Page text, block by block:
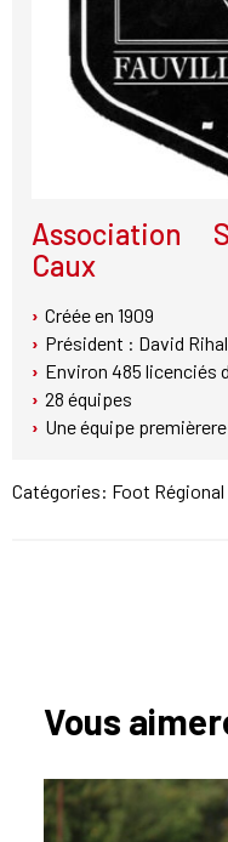
Association
Caux
Créée en 1909
Président : David Rihal
Environ 485 licenciés
28 équipes
Une équipe premièrere
Catégories: Foot Régional
Vous